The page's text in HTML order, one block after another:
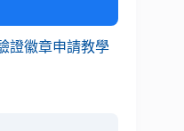
證徽章申請教學